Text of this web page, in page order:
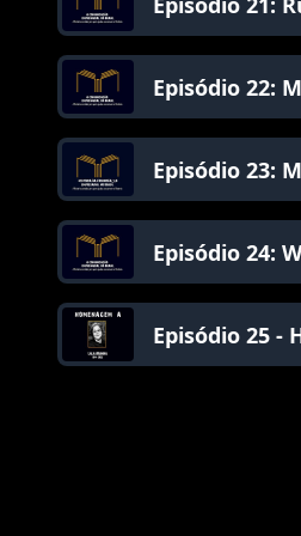
Episódio 22:
Episódio 23:
Episódio 24:
Episódio 25 -